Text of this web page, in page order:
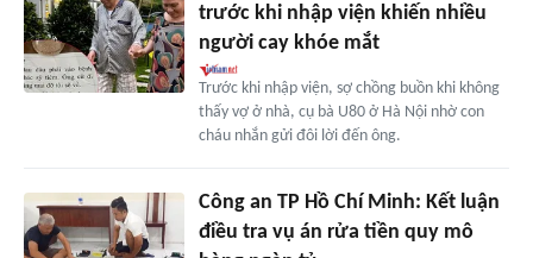
trước khi nhập viện khiến nhiều
người cay khóe mắt
Trước khi nhập viện, sợ chồng buồn khi không
thấy vợ ở nhà, cụ bà U80 ở Hà Nội nhờ con
cháu nhắn gửi đôi lời đến ông.
Công an TP Hồ Chí Minh: Kết luận
điều tra vụ án rửa tiền quy mô